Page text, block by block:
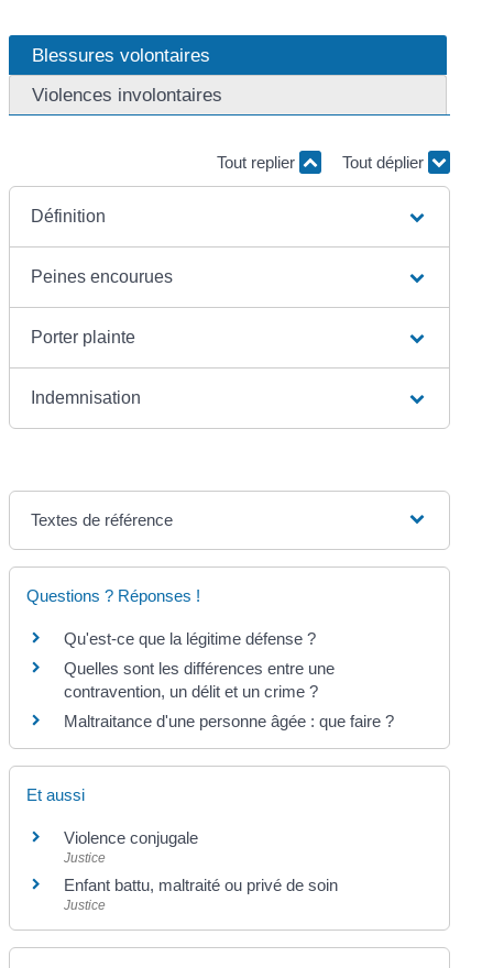
Blessures volontaires
Violences involontaires
Tout replier Tout déplier
Définition
Peines encourues
Porter plainte
Indemnisation
Textes de référence
Questions ? Réponses !
Qu'est-ce que la légitime défense ?
Quelles sont les différences entre une
contravention, un délit et un crime ?
Maltraitance d'une personne âgée : que faire ?
Et aussi
Violence conjugale
Justice
Enfant battu, maltraité ou privé de soin
Justice